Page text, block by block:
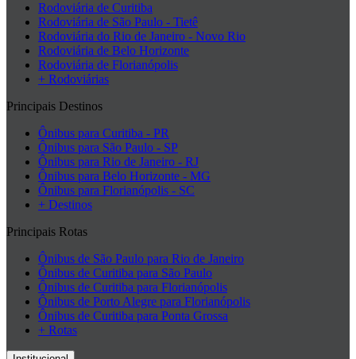
Rodoviária de Curitiba
Rodoviária de São Paulo - Tietê
Rodoviária do Rio de Janeiro - Novo Rio
Rodoviária de Belo Horizonte
Rodoviária de Florianópolis
+ Rodoviárias
Principais Destinos
Ônibus para Curitiba - PR
Ônibus para São Paulo - SP
Ônibus para Rio de Janeiro - RJ
Ônibus para Belo Horizonte - MG
Ônibus para Florianópolis - SC
+ Destinos
Principais Rotas
Ônibus de São Paulo para Rio de Janeiro
Ônibus de Curitiba para São Paulo
Ônibus de Curitiba para Florianópolis
Ônibus de Porto Alegre para Florianópolis
Ônibus de Curitiba para Ponta Grossa
+ Rotas